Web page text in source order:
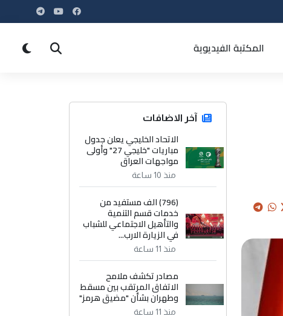
المكتبة الفيديوية
آخر الاضافات
الاتحاد الخليجي يعلن جدول
مباريات "خليجي 27" وأولى
مواجهات العراق
منذ 10 ساعة
(796) الف مستفيد من
خدمات قسم التنمية
والتأهيل الاجتماعي للشباب
في الزيارة الارب...
منذ 11 ساعة
مصادر تكشف ملامح
الاتفاق المرتقب بين مسقط
وطهران بشأن "مضيق هرمز"
منذ 11 ساعة